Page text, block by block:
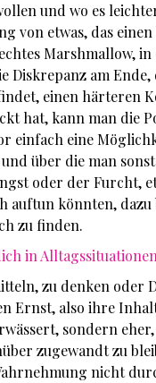
und wo es
von etwas, das
Marshmallow,
Diskrepanz am
einen härteren
hat, kann man die
einfach eine
über die man
oder der Furcht,
auftun könnten,
zu finden.
in
zu denken oder
Ernst, also ihre
sondern
zugewandt zu
nicht